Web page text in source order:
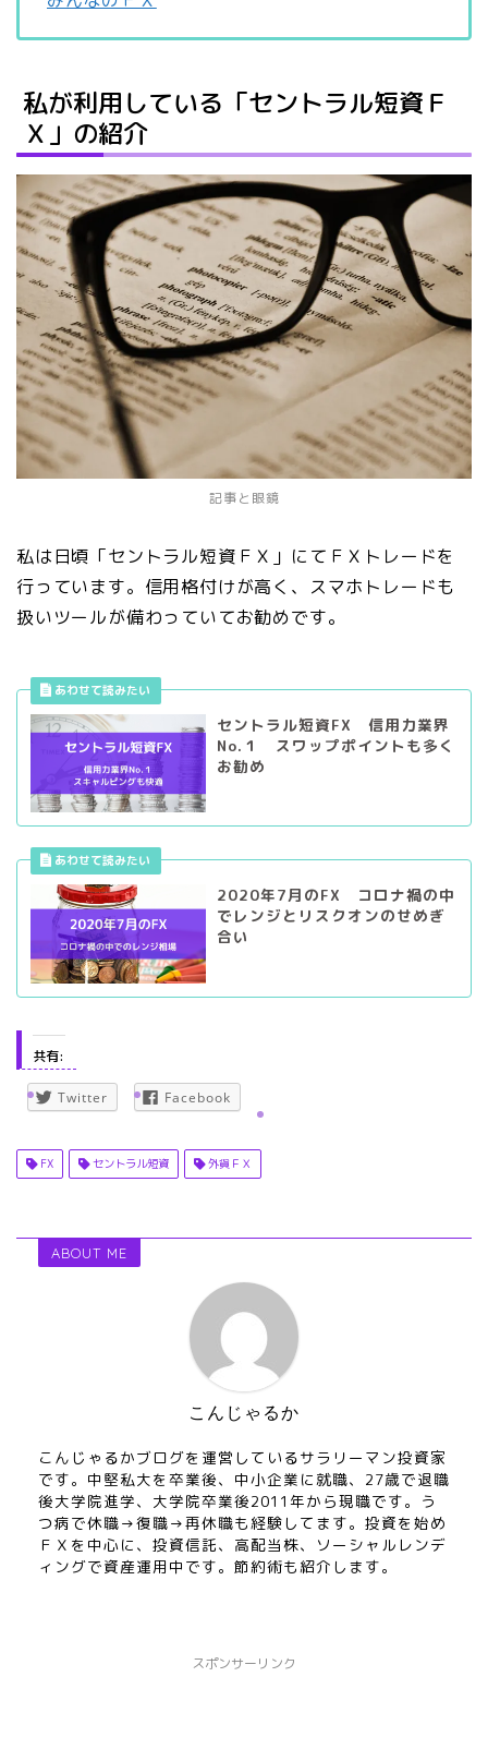
私が利用している「セントラル短資Ｆ
Ｘ」の紹介
記事と眼鏡
私は日頃「セントラル短資ＦＸ」にてＦＸトレードを
行っています。信用格付けが高く、スマホトレードも
扱いツールが備わっていてお勧めです。
セントラル短資FX 信用力業界
No.１ スワップポイントも多く
お勧め
2020年7月のFX コロナ禍の中
でレンジとリスクオンのせめぎ
合い
共有:
Twitter Facebook
FX セントラル短資 外貨ＦＸ
ABOUT ME
こんじゃるか
こんじゃるかブログを運営しているサラリーマン投資家
です。中堅私大を卒業後、中小企業に就職、27歳で退職
後大学院進学、大学院卒業後2011年から現職です。う
つ病で休職→復職→再休職も経験してます。投資を始め
ＦＸを中心に、投資信託、高配当株、ソーシャルレンデ
ィングで資産運用中です。節約術も紹介します。
スポンサーリンク